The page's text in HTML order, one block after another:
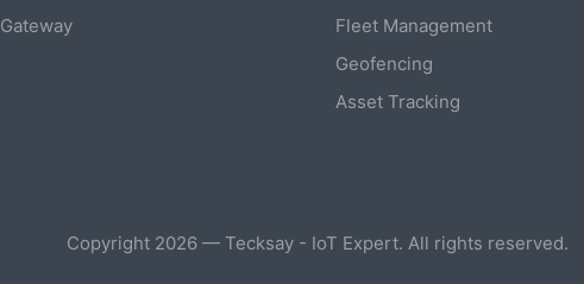
Gateway
Fleet Management
Geofencing
Asset Tracking
Copyright 2026 — Tecksay - IoT Expert. All rights reserved.